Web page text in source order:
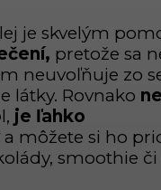
je skvelým
pretože sa
neuvoľňuje zo
látky. Rovnako
l, je ľahko
a môžete si ho
smoothie či